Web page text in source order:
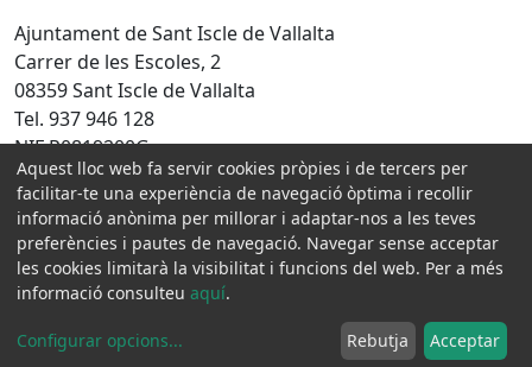
Ajuntament de Sant Iscle de Vallalta
Carrer de les Escoles, 2
08359 Sant Iscle de Vallalta
Tel. 937 946 128
NIF P0819200G
Amb la col·laboració de:
Aquest lloc web fa servir cookies pròpies i de tercers per
facilitar-te una experiència de navegació òptima i recollir
informació anònima per millorar i adaptar-nos a les teves
preferències i pautes de navegació. Navegar sense acceptar
les cookies limitarà la visibilitat i funcions del web. Per a més
informació consulteu aquí.
Configurar opcions... Rebutja Acceptar